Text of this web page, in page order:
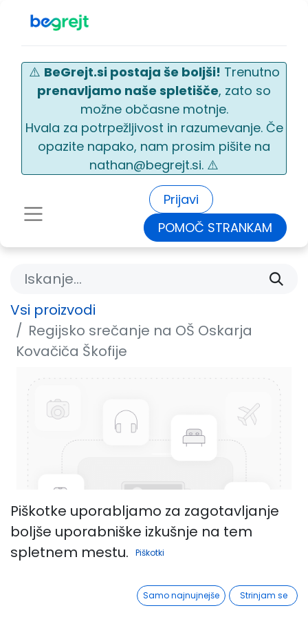
Prijavi
POMOČ STRANKAM
⚠️ BeGrejt.si postaja še boljši! Trenutno
prenavljamo naše spletišče, zato so
možne občasne motnje.
Hvala za potrpežljivost in razumevanje. Če
opazite napako, nam prosim pišite na
nathan@begrejt.si. ⚠️
Vsi proizvodi
Regijsko srečanje na OŠ Oskarja
Kovačiča Škofije
Piškotke uporabljamo za zagotavljanje
boljše uporabniške izkušnje na tem
spletnem mestu.
Piškotki
Samo najnujnejše Strinjam se